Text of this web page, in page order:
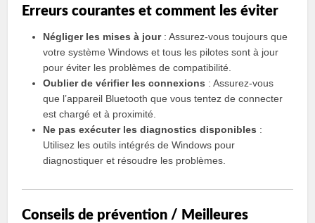
Erreurs courantes et comment les éviter
Négliger les mises à jour: Assurez-vous toujours que
votre système Windows et tous les pilotes sont à jour
pour éviter les problèmes de compatibilité.
Oublier de vérifier les connexions : Assurez-vous
que l’appareil Bluetooth que vous tentez de connecter
est chargé et à proximité.
Ne pas exécuter les diagnostics disponibles :
Utilisez les outils intégrés de Windows pour
diagnostiquer et résoudre les problèmes.
Conseils de prévention / Meilleures